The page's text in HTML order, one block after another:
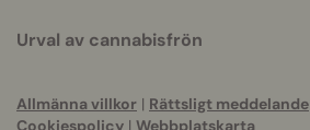
Urval av cannabisfrön
Allmänna villkor | Rättsligt meddelande
Cookiespolicy | Webbplatskarta